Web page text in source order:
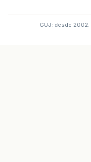
GUJ: desde 2002.